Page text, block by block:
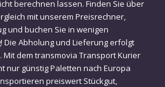
berechnen lassen. Finden Sie über
mit unserem Preisrechner,
und buchen Sie in wenigen
Die Abholung und Lieferung erfolgt
Mit dem transmovia Transport Kurier
nur günstig Paletten nach Europa
preiswert Stückgut,